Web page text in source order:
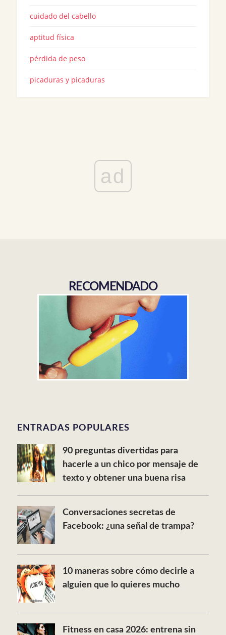
cuidado del cabello
aptitud física
pérdida de peso
picaduras y picaduras
ad
RECOMENDADO
ENTRADAS POPULARES
90 preguntas divertidas para
hacerle a un chico por mensaje de
texto y obtener una buena risa
Conversaciones secretas de
Facebook: ¿una señal de trampa?
10 maneras sobre cómo decirle a
alguien que lo quieres mucho
Fitness en casa 2026: entrena sin